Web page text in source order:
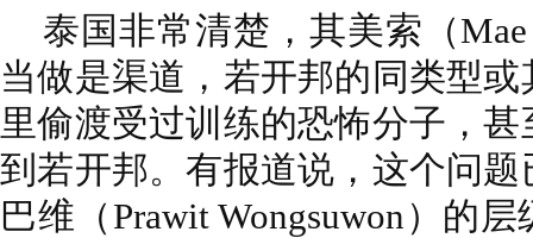
泰国非常清楚，其美索（
当做是渠道，若开邦的同类型
里偷渡受过训练的恐怖分子，
到若开邦。有报道说，这个问
巴维（Prawit Wongsuwon）的